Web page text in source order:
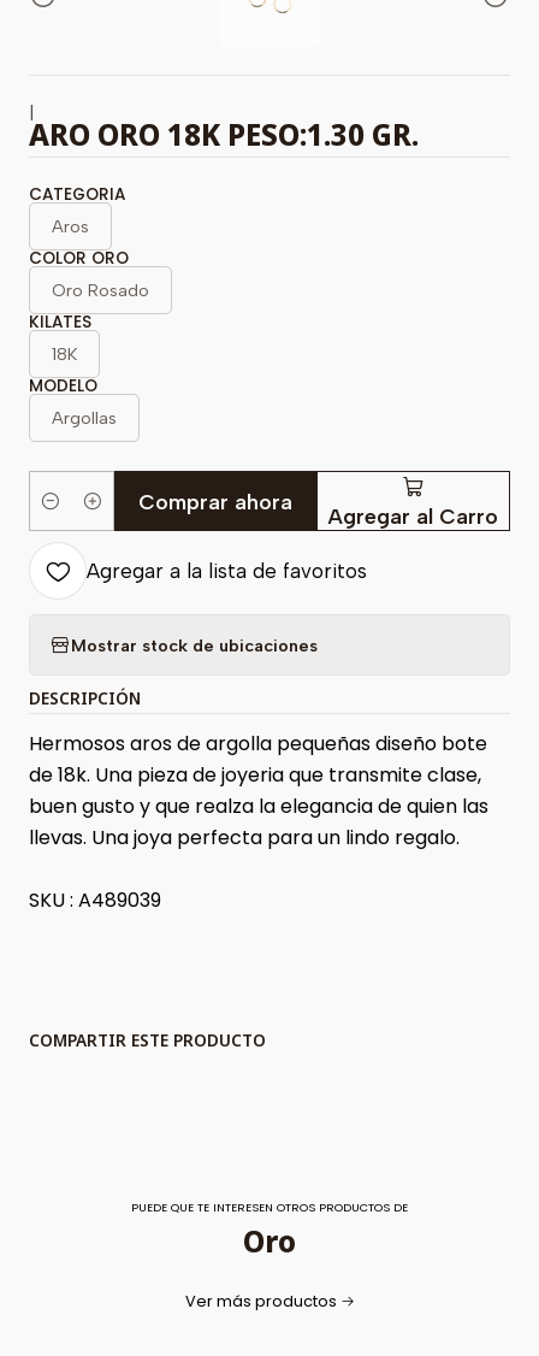
|
ARO ORO 18K PESO:1.30 GR.
CATEGORIA
Aros
COLOR ORO
Oro Rosado
KILATES
18K
MODELO
Argollas
Cantidad Agregar al Carro
Comprar ahora
Agregar a la lista de favoritos
Mostrar stock de ubicaciones
DESCRIPCIÓN
Hermosos aros de argolla pequeñas diseño bote
de 18k. Una pieza de joyeria que transmite clase,
buen gusto y que realza la elegancia de quien las
llevas. Una joya perfecta para un lindo regalo.
SKU : A489039
COMPARTIR ESTE PRODUCTO
PUEDE QUE TE INTERESEN OTROS PRODUCTOS DE
Oro
Ver más productos